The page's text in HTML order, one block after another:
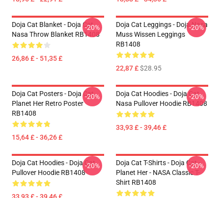
Doja Cat Blanket - Doja Cat
Nasa Throw Blanket RB1408
26,86 £ - 51,35 £
-20%
Doja Cat Leggings - Doja Nasa
Muss Wissen Leggings
RB1408
22,87 £$28.95
-20%
Doja Cat Posters - Doja Cat
Planet Her Retro Poster
RB1408
15,64 £ - 36,26 £
-20%
Doja Cat Hoodies - Doja Cat
Nasa Pullover Hoodie RB1408
33,93 £ - 39,46 £
-20%
Doja Cat Hoodies - Doja Cat
Pullover Hoodie RB1408
-20%
Doja Cat T-Shirts - Doja Cat -
Planet Her - NASA Classic T-
Shirt RB1408
-20%